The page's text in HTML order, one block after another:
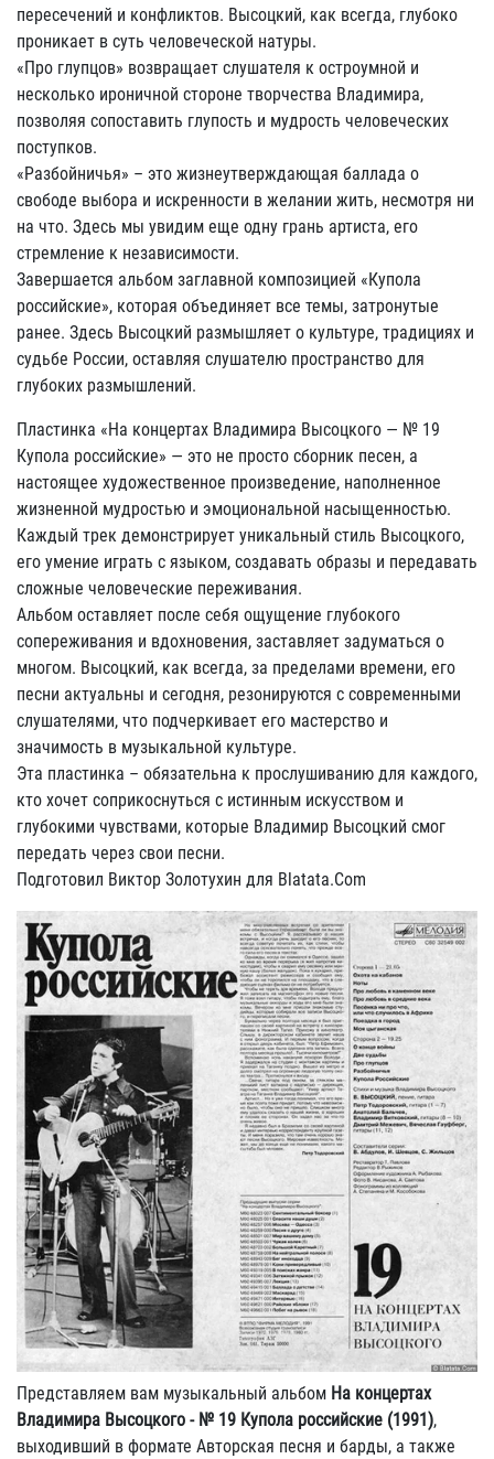
пересечений и конфликтов. Высоцкий, как всегда, глубоко
проникает в суть человеческой натуры.
«Про глупцов» возвращает слушателя к остроумной и
несколько ироничной стороне творчества Владимира,
позволяя сопоставить глупость и мудрость человеческих
поступков.
«Разбойничья» – это жизнеутверждающая баллада о
свободе выбора и искренности в желании жить, несмотря ни
на что. Здесь мы увидим еще одну грань артиста, его
стремление к независимости.
Завершается альбом заглавной композицией «Купола
российские», которая объединяет все темы, затронутые
ранее. Здесь Высоцкий размышляет о культуре, традициях и
судьбе России, оставляя слушателю пространство для
глубоких размышлений.
Пластинка «На концертах Владимира Высоцкого — № 19
Купола российские» — это не просто сборник песен, а
настоящее художественное произведение, наполненное
жизненной мудростью и эмоциональной насыщенностью.
Каждый трек демонстрирует уникальный стиль Высоцкого,
его умение играть с языком, создавать образы и передавать
сложные человеческие переживания.
Альбом оставляет после себя ощущение глубокого
сопереживания и вдохновения, заставляет задуматься о
многом. Высоцкий, как всегда, за пределами времени, его
песни актуальны и сегодня, резонируются с современными
слушателями, что подчеркивает его мастерство и
значимость в музыкальной культуре.
Эта пластинка – обязательна к прослушиванию для каждого,
кто хочет соприкоснуться с истинным искусством и
глубокими чувствами, которые Владимир Высоцкий смог
передать через свои песни.
Подготовил Виктор Золотухин для Blatata.Com
Представляем вам музыкальный альбом На концертах
Владимира Высоцкого - № 19 Купола российские (1991),
выходивший в формате Авторская песня и барды, а также